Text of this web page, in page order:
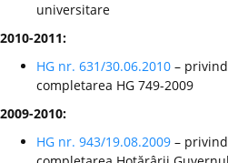
universitare
2010-2011:
HG nr. 631/30.06.2010 –
completarea HG 749-2009
2009-2010:
HG nr. 943/19.08.2009 –